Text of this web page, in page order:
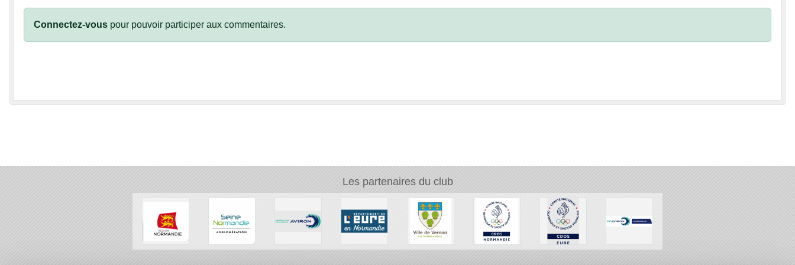
Connectez-vous pour pouvoir participer aux commentaires.
Les partenaires du club